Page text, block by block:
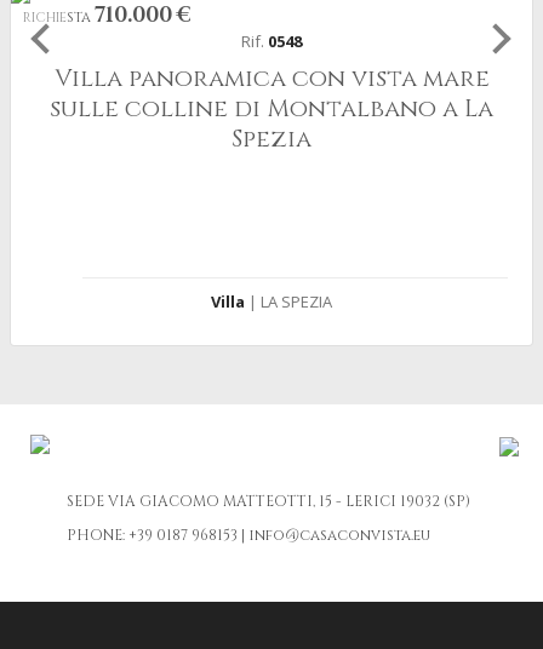
RICHIESTA710.000 €
Rif. 0548
Villa panoramica con vista mare
sulle colline di Montalbano a La
Spezia
Villa | LA SPEZIA
SEDEVIA GIACOMO MATTEOTTI, 15 - LERICI 19032 (SP)
PHONE: +39 0187 968153 | info@casaconvista.eu